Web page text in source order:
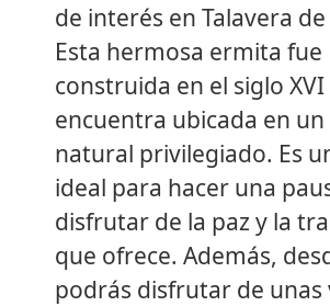
de interés en Talavera de
Esta hermosa ermita fue
construida en el siglo XVI
encuentra ubicada en
natural privilegiado. Es
ideal para hacer una
disfrutar de la paz y la
que ofrece. Además,
podrás disfrutar de unas